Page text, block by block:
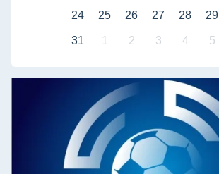
24 25 26 27 28 29
31 1 2 3 4 5
Liga międzyuczelniana - futsal mężczyzn